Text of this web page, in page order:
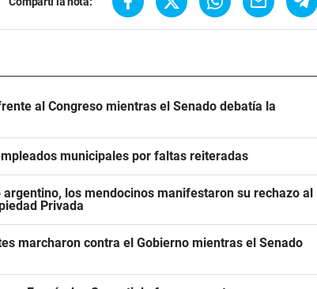
al Congreso mientras el Senado debatía la
municipales por faltas reiteradas
los mendocinos manifestaron su rechazo al
Privada
marcharon contra el Gobierno mientras el Senado